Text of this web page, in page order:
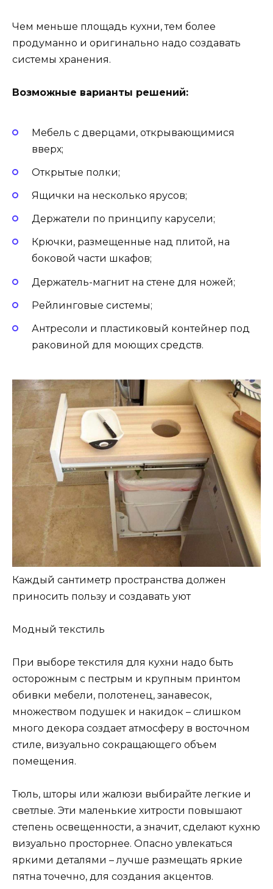
Чем меньше площадь кухни, тем более
продуманно и оригинально надо создавать
системы хранения.
Возможные варианты решений:
Мебель с дверцами, открывающимися
вверх;
Открытые полки;
Ящички на несколько ярусов;
Держатели по принципу карусели;
Крючки, размещенные над плитой, на
боковой части шкафов;
Держатель-магнит на стене для ножей;
Рейлинговые системы;
Антресоли и пластиковый контейнер под
раковиной для моющих средств.
Каждый сантиметр пространства должен
приносить пользу и создавать уют
Модный текстиль
При выборе текстиля для кухни надо быть
осторожным с пестрым и крупным принтом
обивки мебели, полотенец, занавесок,
множеством подушек и накидок – слишком
много декора создает атмосферу в восточном
стиле, визуально сокращающего объем
помещения.
Тюль, шторы или жалюзи выбирайте легкие и
светлые. Эти маленькие хитрости повышают
степень освещенности, а значит, сделают кухню
визуально просторнее. Опасно увлекаться
яркими деталями – лучше размещать яркие
пятна точечно, для создания акцентов.